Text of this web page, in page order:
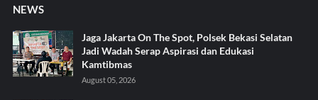
NEWS
Jaga Jakarta On The Spot, Polsek Bekasi Selatan
Jadi Wadah Serap Aspirasi dan Edukasi
Kamtibmas
August 05, 2026